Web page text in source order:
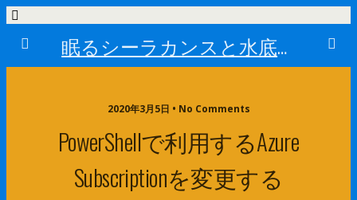
眠るシーラカンスと水底のプログラマー
2020年3月5日 • No Comments
PowerShellで利用するAzure
Subscriptionを変更する